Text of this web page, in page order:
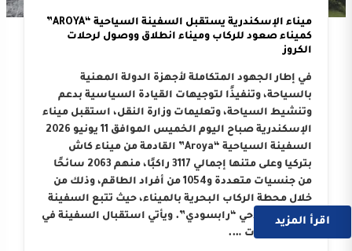
ميناء الإسكندرية يستقبل السفينة السياحية “AROYA”
كميناء صعود للركاب وميناء انطلاق ووصول لرحلات
الكروز
في إطار الجهود المتكاملة لأجهزة الدولة المعنية
بالسياحة، وتنفيذًا لتوجيهات القيادة السياسية بدعم
وتنشيط السياحة، وتعليمات وزارة النقل، استقبل ميناء
الإسكندرية صباح اليوم الخميس الموافق 11 يونيو 2026
السفينة السياحية “Aroya” القادمة من ميناء كاش
بتركيا وعلى متنها إجمالي 3117 راكبًا، منهم 2063 سائحًا
من جنسيات متعددة و1054 من أفراد الطاقم، وذلك من
خلال محطة الركاب البحرية بالميناء، حيث تتبع السفينة
الوكيل الملاحي “رابسودي”. ويأتي استقبال السفينة في
إطار النجاحات ….
اقرأ المزيد